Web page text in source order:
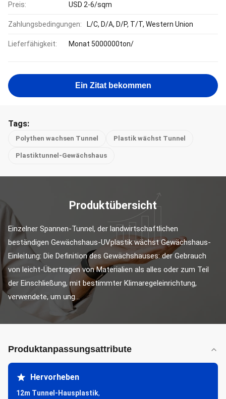
Preis: USD 2-6/sqm
Zahlungsbedingungen: L/C, D/A, D/P, T/T, Western Union
Lieferfähigkeit: Monat 5000000ton/
Ein Zitat bekommen
Tags:
Polythen wachsen Tunnel Plastik wächst Tunnel
Plastiktunnel-Gewächshaus
Produktübersicht
Einzelner Spannen-Tunnel, der landwirtschaftlichen
beständigen Gewächshaus-UVplastik wächst Gewächshaus-
Einleitung: Die Definition des Gewächshauses: der Gebrauch
von leicht-Übertragen von Materialien als alles oder zum Teil
der Einschließung, mit bestimmter Klimaregeleinrichtung,
verwendete, um ung...
Produktanpassungsattribute
Hervorheben
12m Tunnel-Hausplastik,